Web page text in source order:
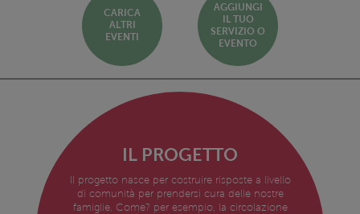
CARICA
ALTRI
EVENTI
AGGIUNGI
IL TUO
SERVIZIO O
EVENTO
IL PROGETTO
Il progetto nasce per costruire risposte a livello
di comunità per prendersi cura delle nostre
famiglie. Come? per esempio, la circolazione